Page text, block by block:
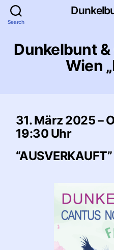
Search
Dunkelbunt
Wien
31. März 2025 –
19:30 Uhr
“AUSVERKAUFT”